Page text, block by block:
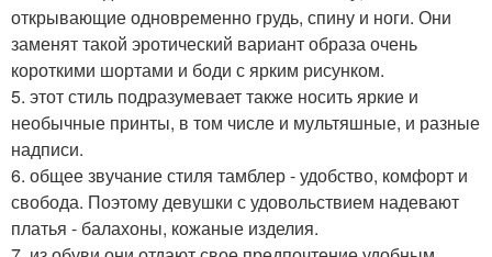
открывающие одновременно грудь, спину и ноги. Они
заменят такой эротический вариант образа очень
короткими шортами и боди с ярким рисунком.
5. этот стиль подразумевает также носить яркие и
необычные принты, в том числе и мультяшные, и разные
надписи.
6. общее звучание стиля тамблер - удобство, комфорт и
свобода. Поэтому девушки с удовольствием надевают
платья - балахоны, кожаные изделия.